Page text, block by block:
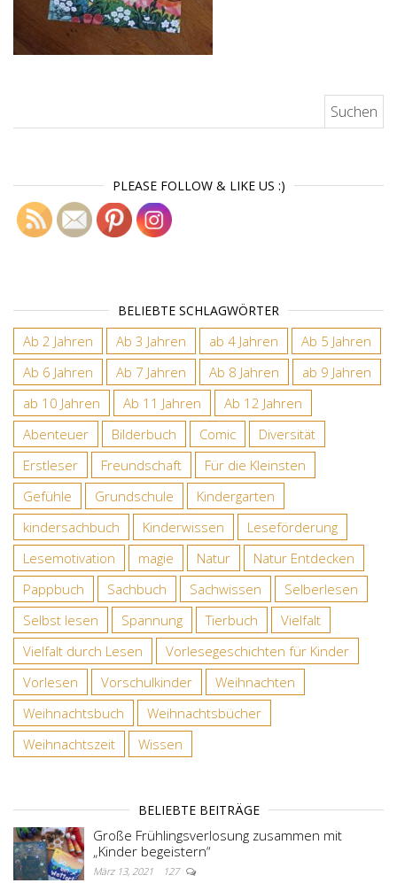
PLEASE FOLLOW & LIKE US :)
BELIEBTE SCHLAGWÖRTER
Ab 2 Jahren Ab 3 Jahren ab 4 Jahren
Ab 5 Jahren
Ab 6 Jahren
Ab 7 Jahren Ab 8 Jahren
ab 9 Jahren
ab 10 Jahren
Ab 11 Jahren
Ab 12 Jahren
Abenteuer
Bilderbuch Comic
Diversität
Erstleser
Freundschaft
Für die Kleinsten
Gefühle
Grundschule
Kindergarten
kindersachbuch
Kinderwissen
Leseförderung
Lesemotivation
magie Natur
Natur Entdecken
Pappbuch
Sachbuch Sachwissen
Selberlesen
Selbst lesen
Spannung Tierbuch
Vielfalt
Vielfalt durch Lesen
Vorlesegeschichten für Kinder
Vorlesen
Vorschulkinder
Weihnachten
Weihnachtsbuch
Weihnachtsbücher
Weihnachtszeit
Wissen
BELIEBTE BEITRÄGE
Große Frühlingsverlosung zusammen mit
„Kinder begeistern“
März 13, 2021 127